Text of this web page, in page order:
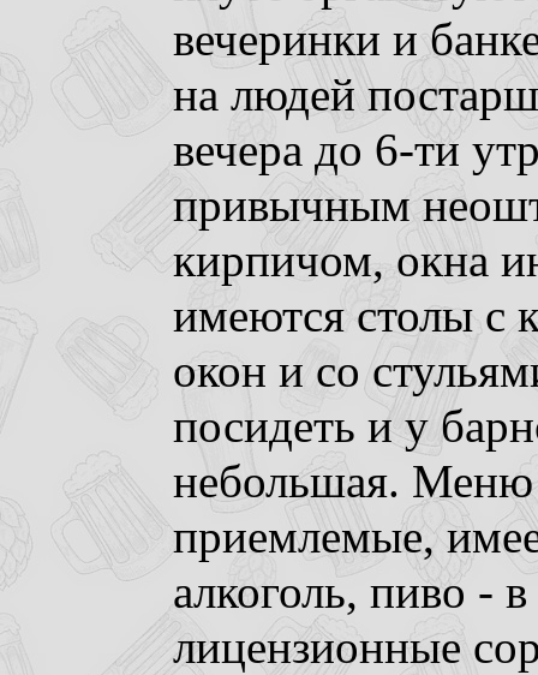
вечеринки и
на людей
вечера до 6-ти
привычным
кирпичом, окна
имеются столы с
окон и со
посидеть и у
небольшая. Меню
приемлемые,
алкоголь, пиво -
лицензионные